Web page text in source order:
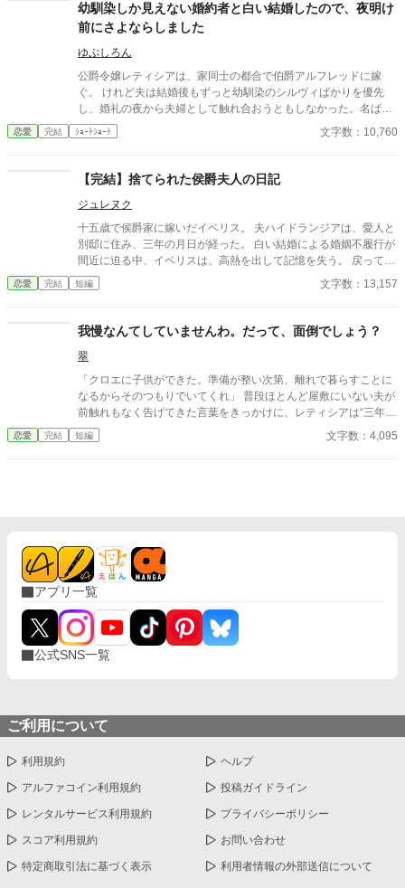
幼馴染しか見えない婚約者と白い結婚したので、夜明け
前にさよならしました
ゆぷしろん
公爵令嬢レティシアは、家同士の都合で伯爵アルフレッドに嫁
ぐ。 けれど夫は結婚後もずっと幼馴染のシルヴィばかりを優先
し、婚礼の夜から夫婦として触れ合おうともしなかった。名ばか
りの妻として伯爵家を支え、領地経営まで立て直しても、彼にと
ってレティシアは“都合のいい伯爵夫人”でしかない。 やがて結婚
染を屋敷に迎え入れようとしている会話を聞いてしまったレティ
よう。 夜明け前、彼女は離縁の準備を整え、伯爵邸を出奔。 身を
寄せた北の港町で薬舗を手伝いながら、自分の力で生きる穏やか
な日々を手に入れていく。そこで出会ったのは、身分ではなく一
人の女性として彼女を尊重してくれる青年医師ノアだった。 一
く自分が何を失ったのかを思い知ることになる。 幼馴染ばかりを
ー。
恋愛 完結 ｼｮｰﾄｼｮｰﾄ 文字数：10,760
【完結】捨てられた侯爵夫人の日記
ジュレヌク
十五歳で侯爵家に嫁いだイベリス。 夫ハイドランジアは、愛人と
別邸に住み、三年の月日が経った。 白い結婚による婚姻不履行が
間近に迫る中、イベリスは、高熱を出して記憶を失う。 戻ってき
た夫は、妻に仕える侍女アリッサムから、いない月日の間書き綴
られた日記を手渡される。 そこには、出会った日から自分を恋し
なり、美しく成長した妻を前に、ハイドランジアは、心が揺ら
ぐ。 自分への恋心を忘れてしまったとしても、これ程までに思っ
てくれていたのなら、また、愛を育めるのではないのか？ 様々な
人間の思いが交錯し、物語は、思わぬ方向へと進んでいく。
恋愛 完結 短編 文字数：13,157
我慢なんてしていませんわ。だって、面倒でしょう？
翠
「クロエに子供ができた。準備が整い次第、離れで暮らすことに
なるからそのつもりでいてくれ」 普段ほとんど屋敷にいない夫が
前触れもなく告げてきた言葉をきっかけに、レティシアは“三年
間”の契約を終わらせることにした。 赤の他人を屋敷に迎えるこ
とはしない。 不要なものに感情を砕く理由などない。 「だって、
恋愛 完結 短編 文字数：4,095
アプリ一覧
公式SNS一覧
ご利用について
利用規約 ヘルプ
アルファコイン利用規約 投稿ガイドライン
レンタルサービス利用規約 プライバシーポリシー
スコア利用規約 お問い合わせ
特定商取引法に基づく表示 利用者情報の外部送信について